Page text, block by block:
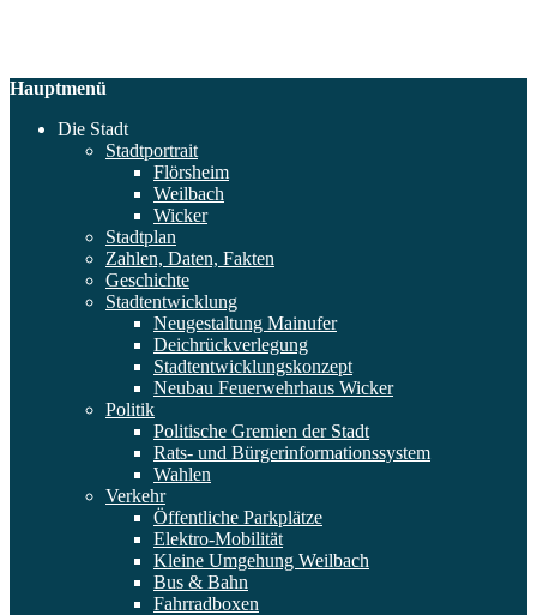
Hauptmenü
Die Stadt
Stadtportrait
Flörsheim
Weilbach
Wicker
Stadtplan
Zahlen, Daten, Fakten
Geschichte
Stadtentwicklung
Neugestaltung Mainufer
Deichrückverlegung
Stadtentwicklungskonzept
Neubau Feuerwehrhaus Wicker
Politik
Politische Gremien der Stadt
Rats- und Bürgerinformationssystem
Wahlen
Verkehr
Öffentliche Parkplätze
Elektro-Mobilität
Kleine Umgehung Weilbach
Bus & Bahn
Fahrradboxen